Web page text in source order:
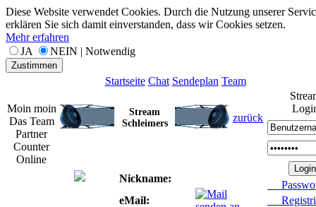
Diese Website verwendet Cookies. Durch die Nutzung unserer
erklären Sie sich damit einverstanden, dass wir Cookies setzen.
Mehr erfahren
JA
NEIN | Notwendig
Zustimmen
Startseite Chat Sendeplan Team
Moin moin
Das Team
Partner
Counter
Online
Stream
Schleimers
zurück
Nickname:
eMail: